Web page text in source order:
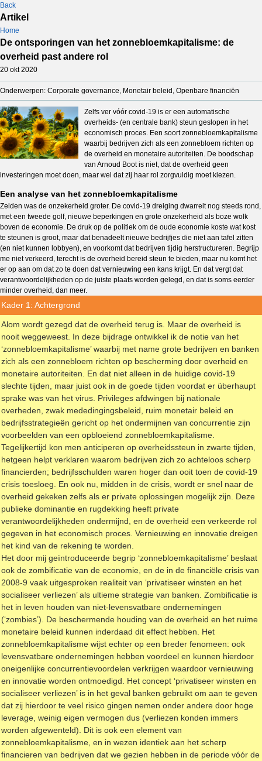
Back
Artikel
Home
De ontsporingen van het zonnebloemkapitalisme: de
overheid past andere rol
20 okt 2020
Onderwerpen: Corporate governance, Monetair beleid, Openbare financiën
Zelfs ver vóór covid-19 is er een automatische
overheids- (en centrale bank) steun geslopen in het
economisch proces. Een soort zonnebloemkapitalisme
waarbij bedrijven zich als een zonnebloem richten op
de overheid en monetaire autoriteiten. De boodschap
van Arnoud Boot is niet, dat de overheid geen
investeringen moet doen, maar wel dat zij haar rol zorgvuldig moet kiezen.
Een analyse van het zonnebloemkapitalisme
Zelden was de onzekerheid groter. De covid-19 dreiging dwarrelt nog steeds rond,
met een tweede golf, nieuwe beperkingen en grote onzekerheid als boze wolk
boven de economie. De druk op de politiek om de oude economie koste wat kost
te steunen is groot, maar dat benadeelt nieuwe bedrijfjes die niet aan tafel zitten
(en niet kunnen lobbyen), en voorkomt dat bedrijven tijdig herstructureren. Begrijp
me niet verkeerd, terecht is de overheid bereid steun te bieden, maar nu komt het
er op aan om dat zo te doen dat vernieuwing een kans krijgt. En dat vergt dat
verantwoordelijkheden op de juiste plaats worden gelegd, en dat is soms eerder
minder overheid, dan meer.
Kader 1: Achtergrond
Alom wordt gezegd dat de overheid terug is. Maar de overheid is
nooit weggeweest. In deze bijdrage ontwikkel ik de notie van het
‘zonnebloemkapitalisme’ waarbij met name grote bedrijven en banken
zich als een zonnebloem richten op bescherming door overheid en
monetaire autoriteiten. En dat niet alleen in de huidige covid-19
slechte tijden, maar juist ook in de goede tijden voordat er überhaupt
sprake was van het virus. Privileges afdwingen bij nationale
overheden, zwak mededingingsbeleid, ruim monetair beleid en
bedrijfsstrategieën gericht op het ondermijnen van concurrentie zijn
voorbeelden van een opbloeiend zonnebloemkapitalisme.
Tegelijkertijd kon men anticiperen op overheidssteun in zwarte tijden,
hetgeen helpt verklaren waarom bedrijven zich zo achteloos scherp
financierden; bedrijfsschulden waren hoger dan ooit toen de covid-19
crisis toesloeg. En ook nu, midden in de crisis, wordt er snel naar de
overheid gekeken zelfs als er private oplossingen mogelijk zijn. Deze
publieke dominantie en rugdekking heeft private
verantwoordelijkheden ondermijnd, en de overheid een verkeerde rol
gegeven in het economisch proces. Vernieuwing en innovatie dreigen
het kind van de rekening te worden.
Het door mij geïntroduceerde begrip ‘zonnebloemkapitalisme’ beslaat
ook de zombificatie van de economie, en de in de financiële crisis van
2008-9 vaak uitgesproken realiteit van ‘privatiseer winsten en het
socialiseer verliezen’ als ultieme strategie van banken. Zombificatie is
het in leven houden van niet-levensvatbare ondernemingen
(‘zombies’). De beschermende houding van de overheid en het ruime
monetaire beleid kunnen inderdaad dit effect hebben. Het
zonnebloemkapitalisme wijst echter op een breder fenomeen: ook
levensvatbare ondernemingen hebben voordeel en kunnen hierdoor
oneigenlijke concurrentievoordelen verkrijgen waardoor vernieuwing
en innovatie worden ontmoedigd. Het concept ‘privatiseer winsten en
socialiseer verliezen’ is in het geval banken gebruikt om aan te geven
dat zij hierdoor te veel risico gingen nemen onder andere door hoge
leverage, weinig eigen vermogen dus (verliezen konden immers
worden afgewenteld). Dit is ook een element van
zonnebloemkapitalisme, en in wezen identiek aan het scherp
financieren van bedrijven dat we gezien hebben in de periode vóór de